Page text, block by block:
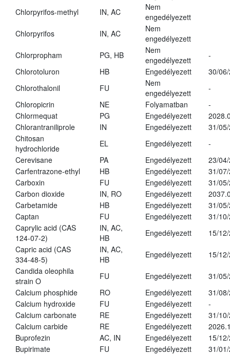
Chlorpyrifos-methyl
IN, AC
Nem
engedélyezett
Chlorpyrifos
IN, AC
Nem
engedélyezett
Chlorpropham
PG, HB
Nem
engedélyezett
-
Chlorotoluron
HB Engedélyezett
30/
Chlorothalonil
FU
Nem
engedélyezett
-
Chloropicrin
NE Folyamatban
-
Chlormequat
PG Engedélyezett
Chlorantraniliprole
IN Engedélyezett
31/
Chitosan
hydrochloride
EL Engedélyezett
-
Cerevisane
PA Engedélyezett
23/
Carfentrazone-ethyl
HB Engedélyezett
31/
Carboxin
FU Engedélyezett
31/
Carbon dioxide
IN, RO Engedélyezett
Carbetamide
HB Engedélyezett
31/
Captan
FU Engedélyezett
31/
Caprylic acid (CAS
124-07-2)
IN, AC,
HB
Engedélyezett
15/
Capric acid (CAS
334-48-5)
IN, AC,
HB
Engedélyezett
15/
Candida oleophila
strain O
FU Engedélyezett
31/
Calcium phosphide
RO Engedélyezett
31/
Calcium hydroxide
FU Engedélyezett
-
Calcium carbonate
RE Engedélyezett
31/
Calcium carbide
RE Engedélyezett
Buprofezin
AC, IN Engedélyezett
15/
Bupirimate
FU Engedélyezett 31/